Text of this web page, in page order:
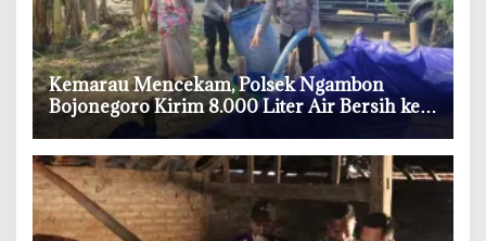
‎Kemarau Mencekam, Polsek Ngambon
Bojonegoro Kirim 8.000 Liter Air Bersih ke
Warga Bondol